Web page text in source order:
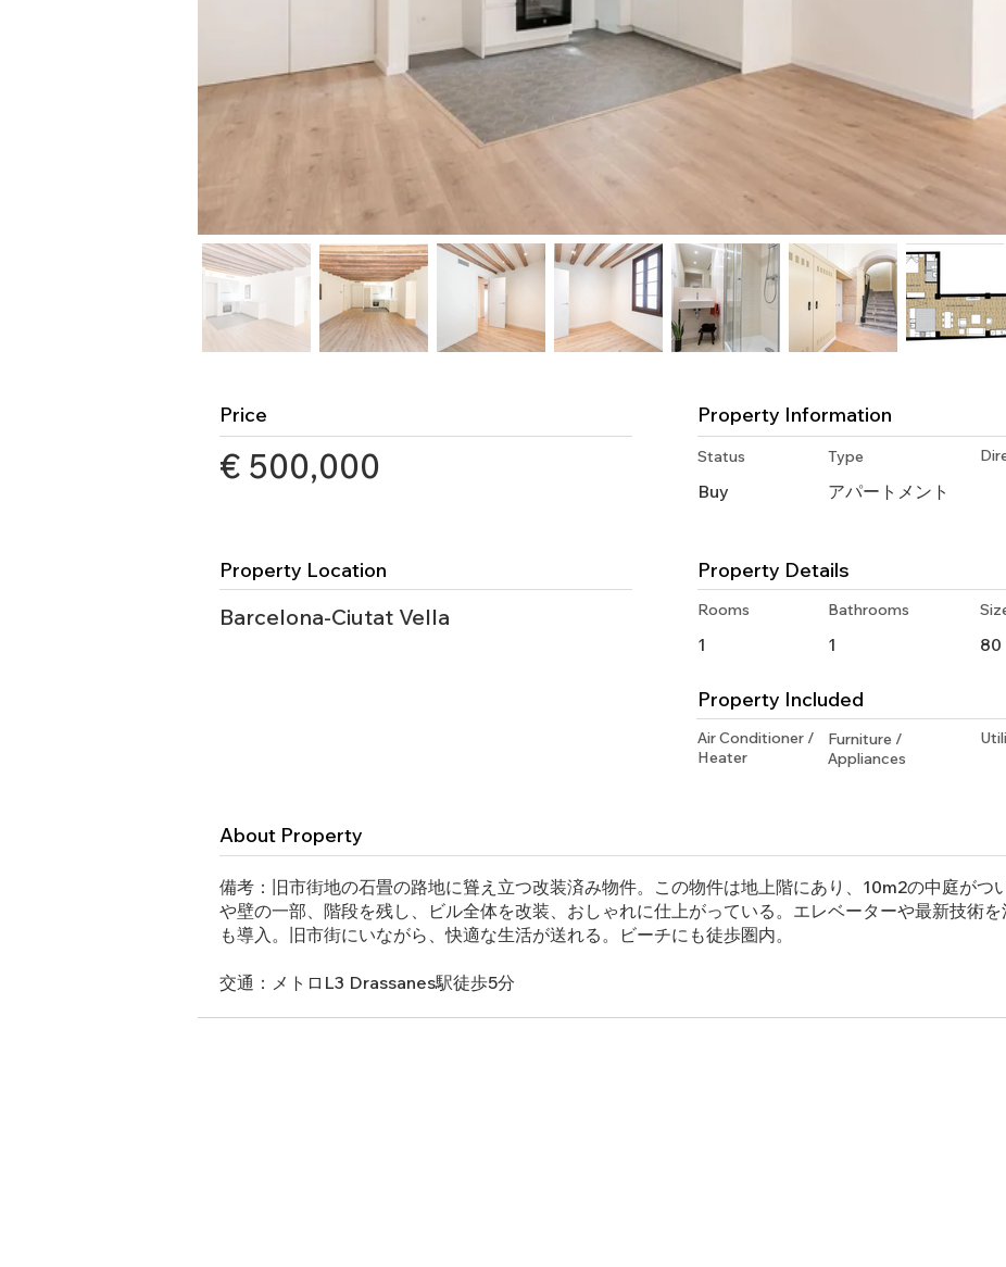
Price
€ 500,000
Property Location
Barcelona-Ciutat Vella
Property Information
Status
Buy
Type
アパートメント
Property Details
Rooms Bathrooms
1 1 80
Property Included
Air Conditioner /
Heater
Furniture /
Appliances
About Property
備考：旧市街地の石畳の路地に聳え立つ改装済み物件。この物件は地上階にあり、10m2の中庭がつ
や壁の一部、階段を残し、ビル全体を改装、おしゃれに仕上がっている。エレベーターや最新技術
も導入。旧市街にいながら、快適な生活が送れる。ビーチにも徒歩圏内。
交通：メトロL3 Drassanes駅徒歩5分